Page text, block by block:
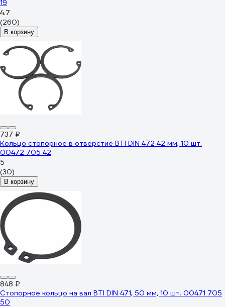
19
4.7
(260)
В корзину
737 ₽
Кольцо стопорное в отверстие BTI DIN 472 42 мм, 10 шт.
00472 705 42
5
(30)
В корзину
848 ₽
Стопорное кольцо на вал BTI DIN 471, 50 мм, 10 шт. 00471 705
50